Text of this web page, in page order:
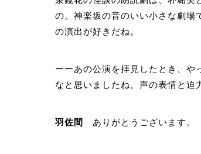
の。神楽坂の音のいい小さな劇場
の演出が好きだね。
ーーあの公演を拝見したとき、や
なと思いましたね。声の表情と迫
羽佐間 ありがとうございます。